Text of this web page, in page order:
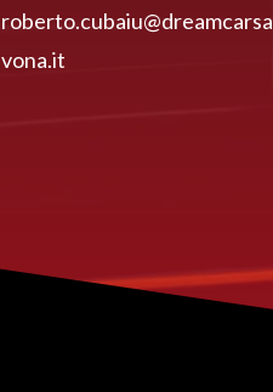
roberto.cubaiu@dreamcarsa
vona.it